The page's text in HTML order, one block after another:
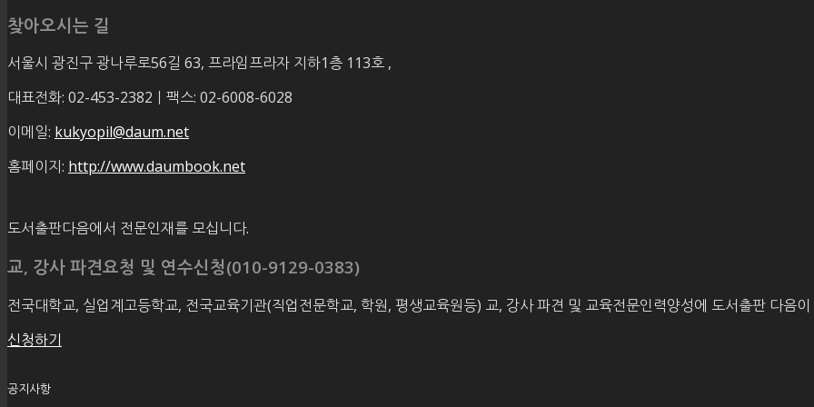
찾아오시는 길
서울시 광진구 광나루로56길 63, 프라임프라자 지하1층 113호 ,
대표전화: 02-453-2382ㅣ팩스: 02-6008-6028
이메일: kukyopil@daum.net
홈페이지: http://www.daumbook.net
도서출판다음에서 전문인재를 모십니다.
교, 강사 파견요청 및 연수신청(010-9129-0383)
전국대학교, 실업계고등학교, 전국교육기관(직업전문학교, 학원, 평생교육원등) 교, 강사 파견 및 교육전문인력양성에 도서출판 다음
신청하기
공지사항